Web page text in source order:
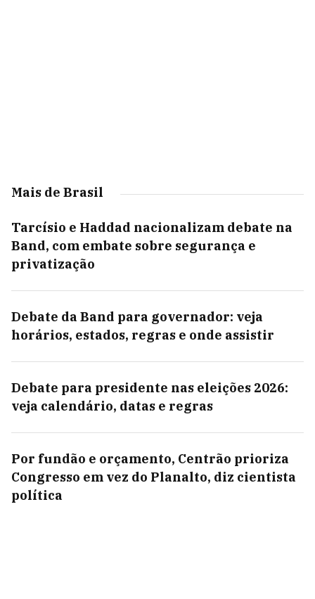
Mais de Brasil
Tarcísio e Haddad nacionalizam debate na
Band, com embate sobre segurança e
privatização
Debate da Band para governador: veja
horários, estados, regras e onde assistir
Debate para presidente nas eleições 2026:
veja calendário, datas e regras
Por fundão e orçamento, Centrão prioriza
Congresso em vez do Planalto, diz cientista
política